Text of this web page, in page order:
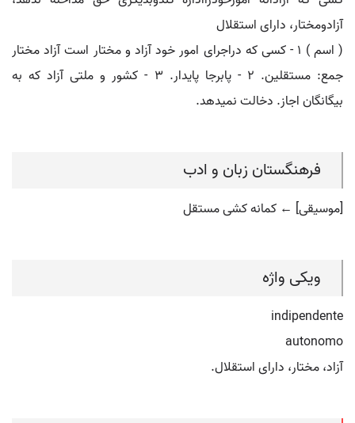
آزادومختار، دارای استقلال
( اسم ) ۱ - کسی که دراجرای امور خود آزاد و مختار است آزاد مختار
جمع: مستقلین. ۲ - پابرجا پایدار. ۳ - کشور و ملتی آزاد که به
بیگانگان اجاز. دخالت نمیدهد.
فرهنگستان زبان و ادب
[موسیقی] ← کمانه کشی مستقل
ویکی واژه
indipendente
autonomo
آزاد، مختار، دارای استقلال.